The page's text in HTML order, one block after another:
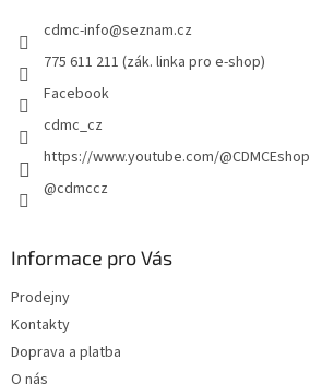
y
s
cdmc-info@seznam.cz
775 611 211 (zák. linka pro e-shop)
Facebook
cdmc_cz
https://www.youtube.com/@CDMCEshop
@cdmccz
Informace pro Vás
Prodejny
Kontakty
Doprava a platba